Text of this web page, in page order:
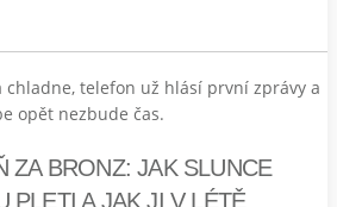
chladne, telefon už hlásí první zprávy a
opět nezbude čas.
ZA BRONZ: JAK SLUNCE
PLETI A JAK JI V LÉTĚ